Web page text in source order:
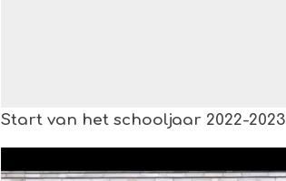
Start van het schooljaar 2022-2023